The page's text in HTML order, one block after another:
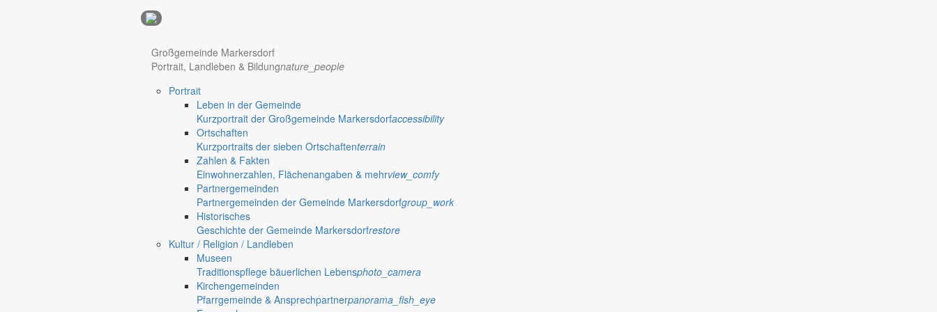
Hotel Nürnberg
Regional werben auf markersdorf.de! anzeigen@gemeinde-markersdorf.de
Großgemeinde Markersdorf
Portrait, Landleben & Bildungnature_people
Portrait
Leben in der Gemeinde
Kurzportrait der Großgemeinde Markersdorfaccessibility
Ortschaften
Kurzportraits der sieben Ortschaftenterrain
Zahlen & Fakten
Einwohnerzahlen, Flächenangaben & mehrview_comfy
Partnergemeinden
Partnergemeinden der Gemeinde Markersdorfgroup_work
Historisches
Geschichte der Gemeinde Markersdorfrestore
Kultur / Religion / Landleben
Museen
Traditionspflege bäuerlichen Lebensphoto_camera
Kirchengemeinden
Pfarrgemeinde & Ansprechpartnerpanorama_fish_eye
Deutsch-Paulsdorf
Jauernick-Buschbach